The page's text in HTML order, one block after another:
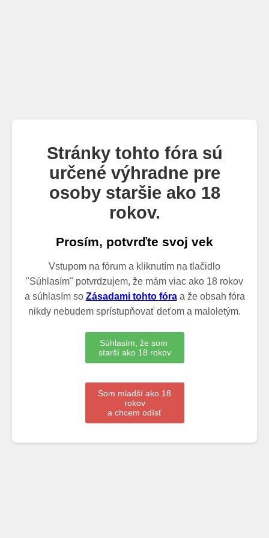
Stránky tohto fóra sú
určené výhradne pre
osoby staršie ako 18
rokov.
Prosím, potvrďte svoj vek
Vstupom na fórum a kliknutím na tlačidlo
"Súhlasím" potvrdzujem, že mám viac ako 18 rokov
a súhlasím so Zásadami tohto fóraa že obsah fóra
nikdy nebudem sprístupňovať deťom a maloletým.
Súhlasím, že som
starší ako 18 rokov
Som mladší ako 18
rokov
a chcem odísť